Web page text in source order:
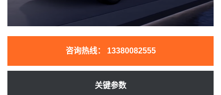
咨询热线： 13380082555
关键参数